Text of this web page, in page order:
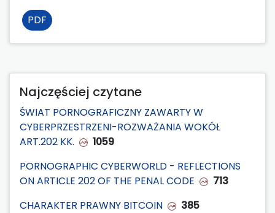
PDF
Najczęściej czytane
ŚWIAT PORNOGRAFICZNY ZAWARTY W
CYBERPRZESTRZENI-ROZWAŻANIA WOKÓŁ
ART.202 KK.
1059
PORNOGRAPHIC CYBERWORLD - REFLECTIONS
ON ARTICLE 202 OF THE PENAL CODE
713
CHARAKTER PRAWNY BITCOIN
385